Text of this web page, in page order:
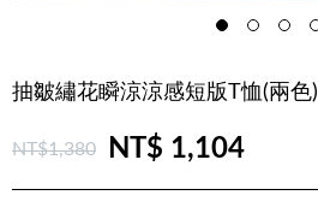
抽皺繡花瞬涼涼感短版T恤(兩色)
NT$1,380 NT$ 1,104